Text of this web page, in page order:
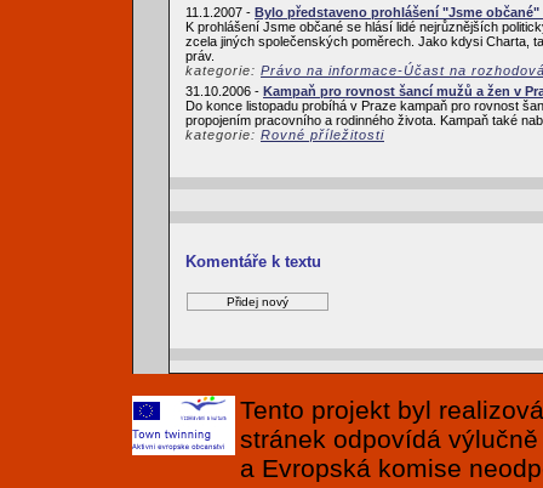
11.1.2007 - Bylo představeno prohlášení "Jsme
K prohlášení Jsme občané se hlásí lidé nejrůznějších
zcela jiných společenských poměrech. Jako kdysi Charta,
práv.
kategorie: Právo na informace-Účast na
31.10.2006 - Kampaň pro rovnost šancí mužů a žen v
Do konce listopadu probíhá v Praze kampaň pro rovnost
propojením pracovního a rodinného života. Kampaň také
kategorie: Rovné příležitosti
Komentáře k textu
Tento projekt byl
stránek odpovídá
a Evropská komise